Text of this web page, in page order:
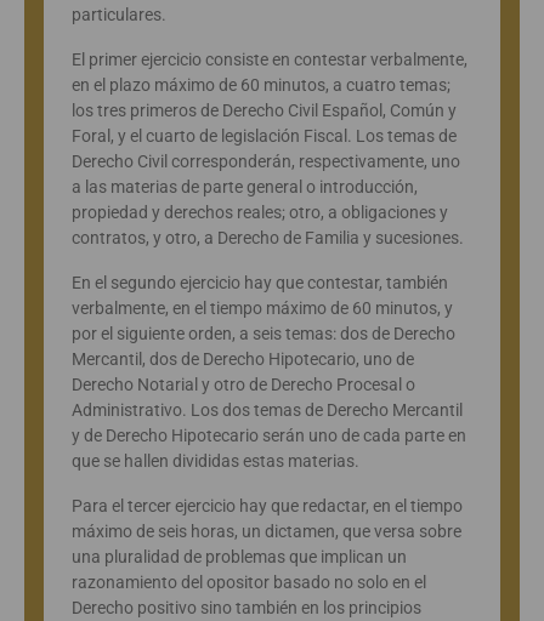
particulares.
El primer ejercicio consiste en contestar verbalmente,
en el plazo máximo de 60 minutos, a cuatro temas;
los tres primeros de Derecho Civil Español, Común y
Foral, y el cuarto de legislación Fiscal. Los temas de
Derecho Civil corresponderán, respectivamente, uno
a las materias de parte general o introducción,
propiedad y derechos reales; otro, a obligaciones y
contratos, y otro, a Derecho de Familia y sucesiones.
En el segundo ejercicio hay que contestar, también
verbalmente, en el tiempo máximo de 60 minutos, y
por el siguiente orden, a seis temas: dos de Derecho
Mercantil, dos de Derecho Hipotecario, uno de
Derecho Notarial y otro de Derecho Procesal o
Administrativo. Los dos temas de Derecho Mercantil
y de Derecho Hipotecario serán uno de cada parte en
que se hallen divididas estas materias.
Para el tercer ejercicio hay que redactar, en el tiempo
máximo de seis horas, un dictamen, que versa sobre
una pluralidad de problemas que implican un
razonamiento del opositor basado no solo en el
Derecho positivo sino también en los principios